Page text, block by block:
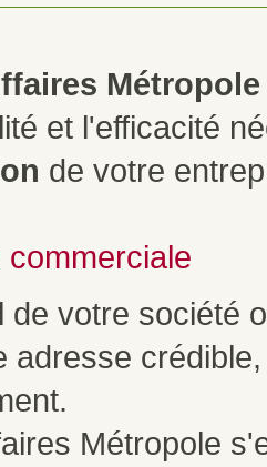
Métropole
et l'efficacité
de votre
commerciale
de votre société
adresse
Métropole